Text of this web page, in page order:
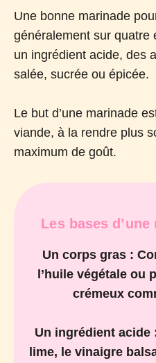
Une bonne marinade
généralement sur quatre
un ingrédient acide, des
salée, sucrée ou épicée.
Le but d’une marinade
viande, à la rendre plus
maximum de goût.
Les bases
Un corps gras :
l’huile végétale ou
crémeux
Un ingrédient acide
lime, le vinaigre